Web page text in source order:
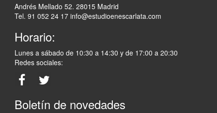
Andrés Mellado 52. 28015 Madrid
Tel. 91 052 24 17 info@estudioenescarlata.com
Horario:
Lunes a sábado de 10:30 a 14:30 y de 17:00 a 20:30
Redes sociales:
Boletín de novedades